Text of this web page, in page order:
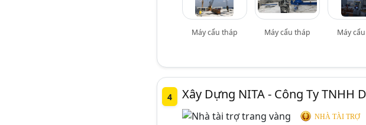
Máy cẩu tháp Máy cẩu tháp Máy
4 Xây Dựng NITA - Công Ty TNHH
NHÀ TÀI TRỢ